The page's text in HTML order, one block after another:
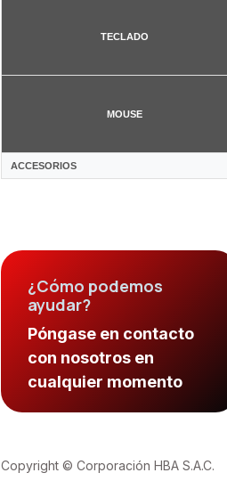
TECLADO
MOUSE
ACCESORIOS
¿Cómo podemos
ayudar?
Póngase en contacto
con nosotros en
cualquier momento
Copyright © Corporación HBA S.A.C.